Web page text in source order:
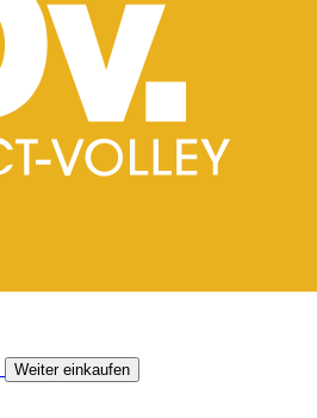
Weiter einkaufen